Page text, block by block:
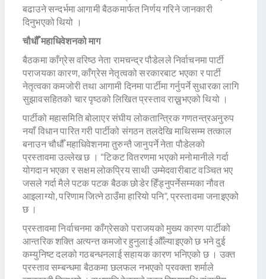
बढाउने सन्दर्भमा आगामी बैठकमार्फत निर्णय गरिने जानकारी
दिनुभएको थियो ।
चौधौँ महाधिवेशनको माग
बैठकमा काँग्रेस वरिष्ठ नेता रामचन्द्र पौडेलले निर्वाचनमा पार्टी
पराजयका कारण, काँग्रेस नेतृत्वको सरकारबाट भएका र पार्टी
नेतृत्वका कमजोरी तथा आगामी दिनमा पार्टीमा गर्नुपर्ने सुधारका लागि
सुझावसहितको चार पृष्ठको लिखित प्रस्ताव राख्नुभएको थियो ।
पार्टीको महासमिति बोलाएर संघीय लोकतान्त्रिक गणतन्त्रअनुरुप
नयाँ विधान पारित गरी पार्टीको संगठन तलदेखि माथिसम्म तत्काल
बनाउन चौधौँ महाधिवेशनमा तुरुन्तै जानुपर्ने नेता पौडेलको
प्रस्तावमा उल्लेख छ । “टिकट वितरणमा भएको मनोमानीले गर्दा
योगदान भएका र सक्षम लोकप्रिय साथी उम्मेदवारीबाट वञ्चित भए
जसले गर्दा मैले पटक पटक बैठक छोडेर हिँड्नुपर्नेसम्मका नौवत
आइलाग्यो, परिणाम जित्ने ठाउँमा हारियो पनि”, प्रस्तावमा जनाइएको
छ ।
प्रस्तावमा निर्वाचनमा काँग्रेसको पराजयको मुख्य कारण पार्टीको
आन्तरिक शक्ति अत्यन्त कमजोर हुनुलाई औँल्याइएको छ भने दुई
कम्युनिष्ट दलको गठबन्धनलाई सहायक कारण भनिएको छ । उक्त
प्रस्ताव सम्बन्धमा बैठकमा छलफल नभएको प्रवक्ता शर्माले